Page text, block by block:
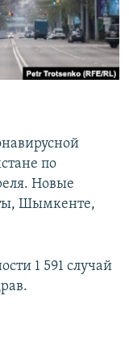
по
Новые
Шымкенте,
1 591 случай